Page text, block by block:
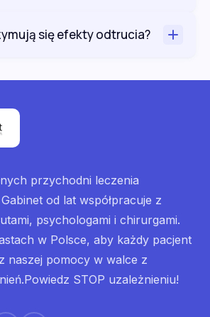
się efekty odtrucia?
przychodni leczenia
od lat współpracuje z
psychologami i chirurgami.
w Polsce, aby każdy pacjent
naszej pomocy w walce z
STOP uzależnieniu!